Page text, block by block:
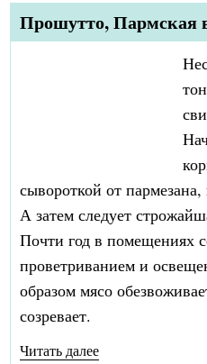
Прошутто, Пармская
сывороткой от
А затем следует
Почти год в помещениях
проветриванием и
образом мясо
созревает.
Читать далее